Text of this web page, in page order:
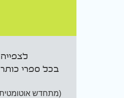
לצפייה
בכל ספרי
(מתחדש